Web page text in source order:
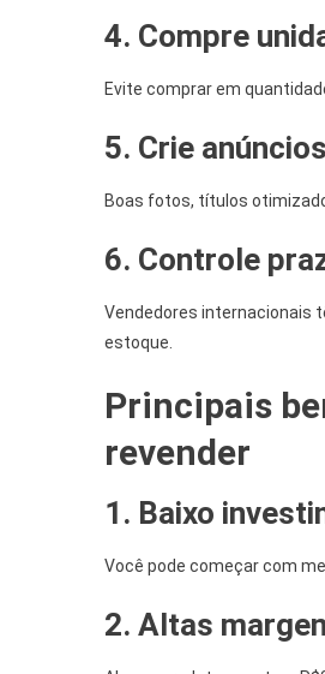
4. Compre
Evite comprar em
5. Crie
Boas fotos, títulos
6. Controle
Vendedores internacionais
estoque.
Principais
revender
1. Baixo
Você pode começar com
2. Altas